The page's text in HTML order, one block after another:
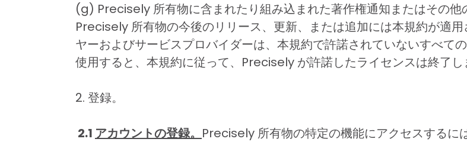
(g) Precisely 所有物に含まれたり組み込まれた著作権通知またはその他
Precisely 所有物の今後のリリース、更新、または追加には本規約が適
ヤーおよびサービスプロバイダーは、本規約で許諾されていないすべて
使用すると、本規約に従って、Precisely が許諾したライセンスは終了し
2. 登録。
2.1 アカウントの登録。 Precisely 所有物の特定の機能にアクセスするに